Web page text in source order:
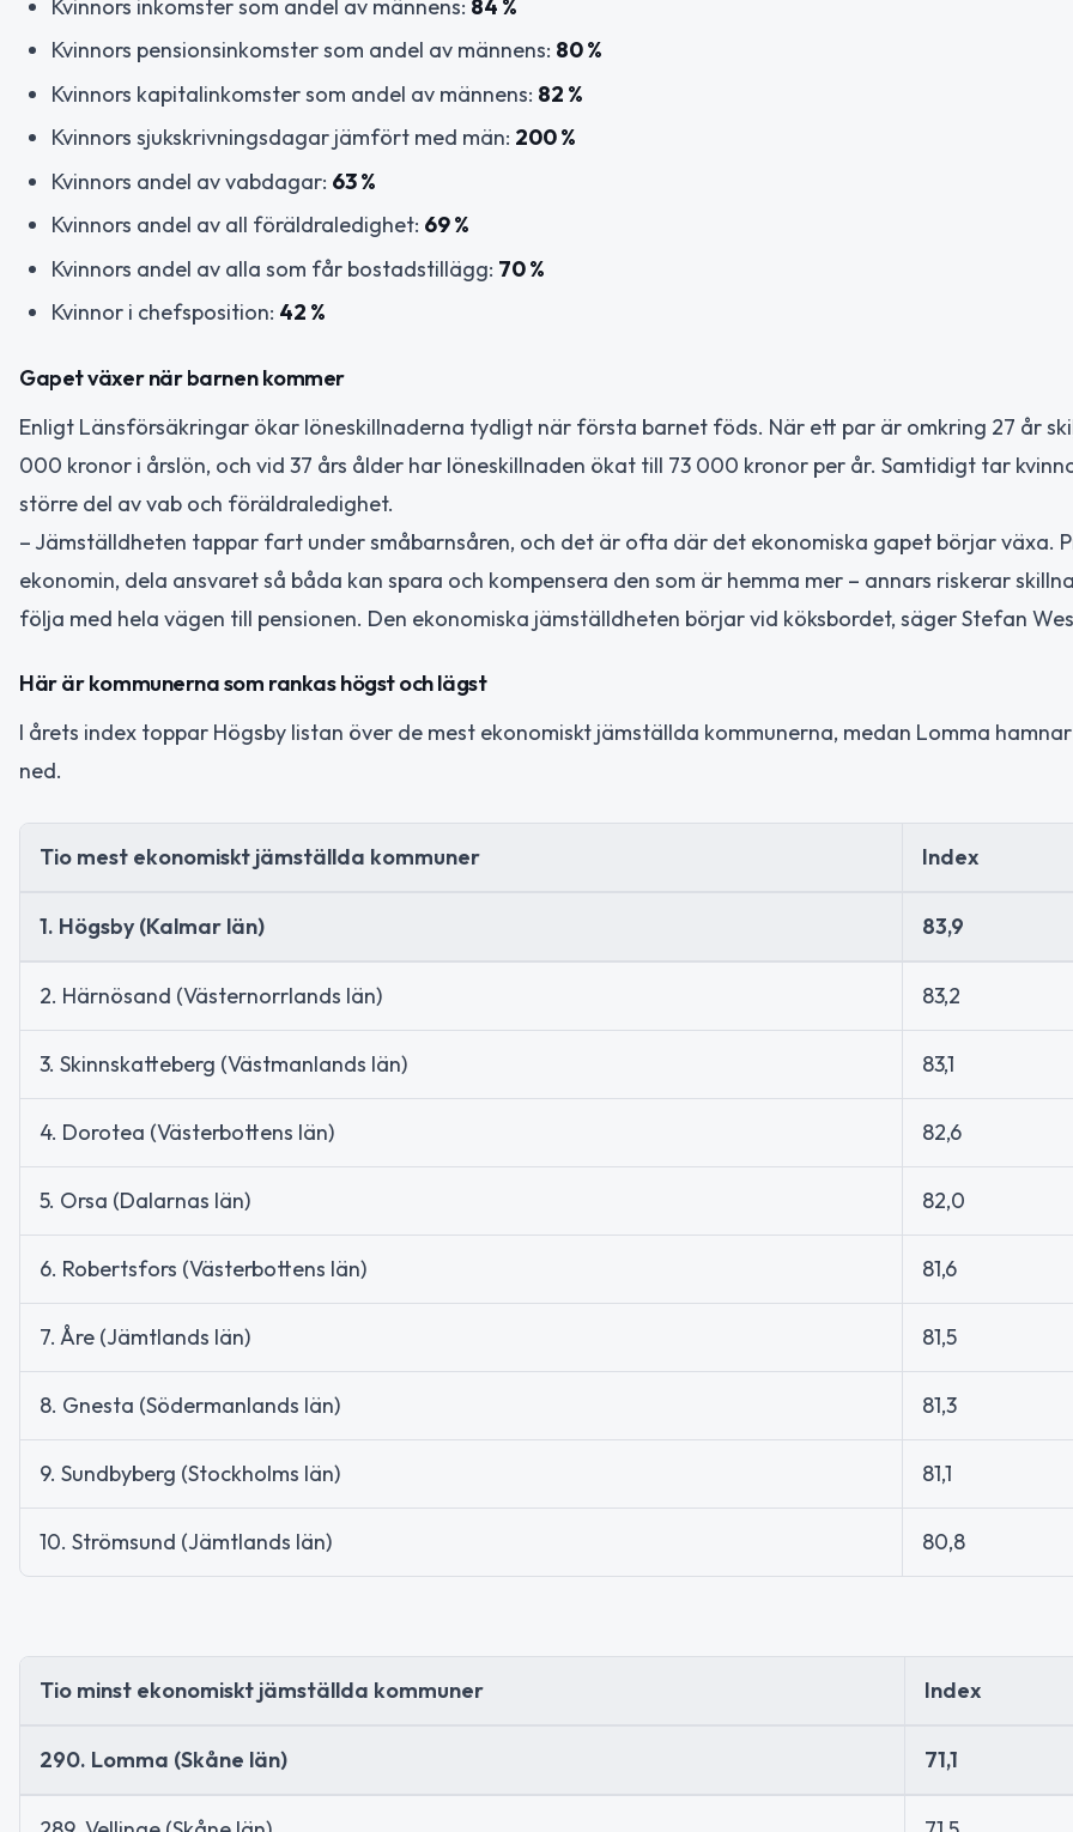
Kvinnors inkomster som andel av männens: 84 %
Kvinnors pensionsinkomster som andel av männens: 80 %
Kvinnors kapitalinkomster som andel av männens: 82 %
Kvinnors sjukskrivningsdagar jämfört med män: 200 %
Kvinnors andel av vabdagar: 63 %
Kvinnors andel av all föräldraledighet: 69 %
Kvinnors andel av alla som får bostadstillägg: 70 %
Kvinnor i chefsposition: 42 %
Gapet växer när barnen kommer
Enligt Länsförsäkringar ökar löneskillnaderna tydligt när första barnet föds. När ett par är omkring 27 år
000 kronor i årslön, och vid 37 års ålder har löneskillnaden ökat till 73 000 kronor per år. Samtidigt tar
större del av vab och föräldraledighet.
– Jämställdheten tappar fart under småbarnsåren, och det är ofta där det ekonomiska gapet börjar växa.
ekonomin, dela ansvaret så båda kan spara och kompensera den som är hemma mer – annars riskerar
följa med hela vägen till pensionen. Den ekonomiska jämställdheten börjar vid köksbordet, säger Stefan
Här är kommunerna som rankas högst och lägst
I årets index toppar Högsby listan över de mest ekonomiskt jämställda kommunerna, medan Lomma
ned.
Tio mest ekonomiskt jämställda kommuner Index
1. Högsby (Kalmar län) 83,9
2. Härnösand (Västernorrlands län) 83,2
3. Skinnskatteberg (Västmanlands län) 83,1
4. Dorotea (Västerbottens län) 82,6
5. Orsa (Dalarnas län) 82,0
6. Robertsfors (Västerbottens län) 81,6
7. Åre (Jämtlands län) 81,5
8. Gnesta (Södermanlands län) 81,3
9. Sundbyberg (Stockholms län) 81,1
10. Strömsund (Jämtlands län) 80,8
Tio minst ekonomiskt jämställda kommuner Index
290. Lomma (Skåne län) 71,1